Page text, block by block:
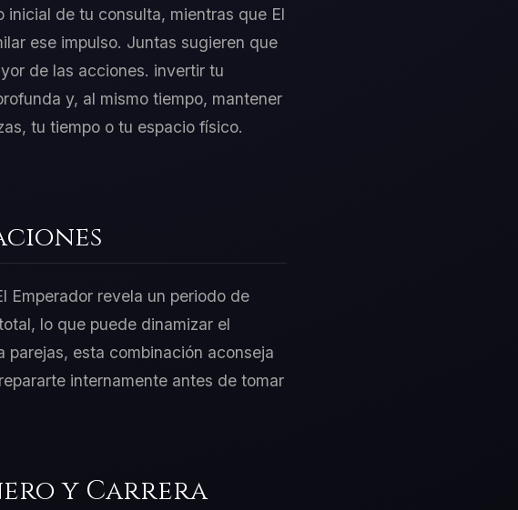
de tu consulta, mientras que El
ese impulso. Juntas sugieren que
de las acciones. invertir tu
y, al mismo tiempo, mantener
tu tiempo o tu espacio físico.
Emperador revela un periodo de
lo que puede dinamizar el
esta combinación aconseja
internamente antes de tomar
y Carrera